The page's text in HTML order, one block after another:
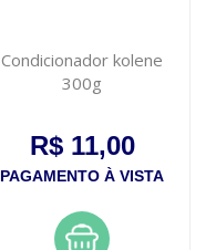
Condicionador kolene
300g
R$ 11,00
PAGAMENTO À VISTA